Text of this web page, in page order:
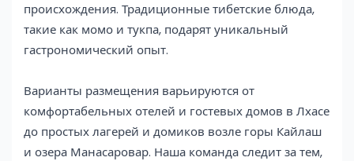
происхождения. Традиционные тибетские блюда,
такие как момо и тукпа, подарят уникальный
гастрономический опыт.
Варианты размещения варьируются от
комфортабельных отелей и гостевых домов в Лхасе
до простых лагерей и домиков возле горы Кайлаш
и озера Манасаровар. Наша команда следит за тем,